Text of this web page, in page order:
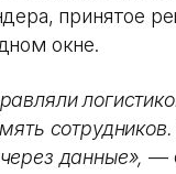
принятое
окне.
данные», —